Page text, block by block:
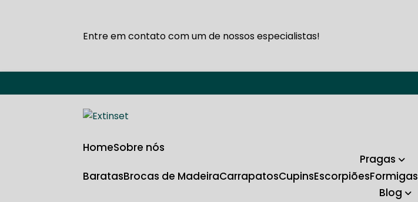
Entre em contato com um de nossos especialistas!
Home Sobre nós
Pragas
Baratas Brocas de Madeira Carrapatos Cupins Escorpiões Formigas
Blog